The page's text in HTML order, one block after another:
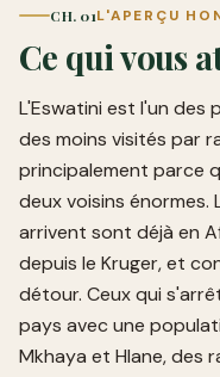
CH. 01L'APERÇU
Ce qui vous
L'Eswatini est l'un des
des moins visités par
principalement parce
deux voisins énormes.
arrivent sont déjà en
depuis le Kruger, et
détour. Ceux qui
pays avec une
Mkhaya et Hlane, des